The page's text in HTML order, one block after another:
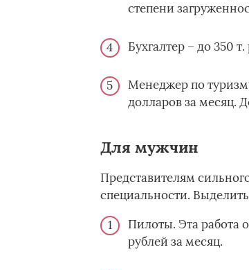
степени
Бухгалтер – до 350 т.
Менеджер по
долларов за месяц.
Для мужчин
Представителям
специальности.
Пилоты. Эта работа
рублей за месяц.